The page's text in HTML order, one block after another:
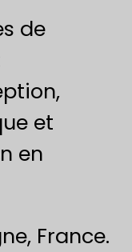
de
et
en
France.